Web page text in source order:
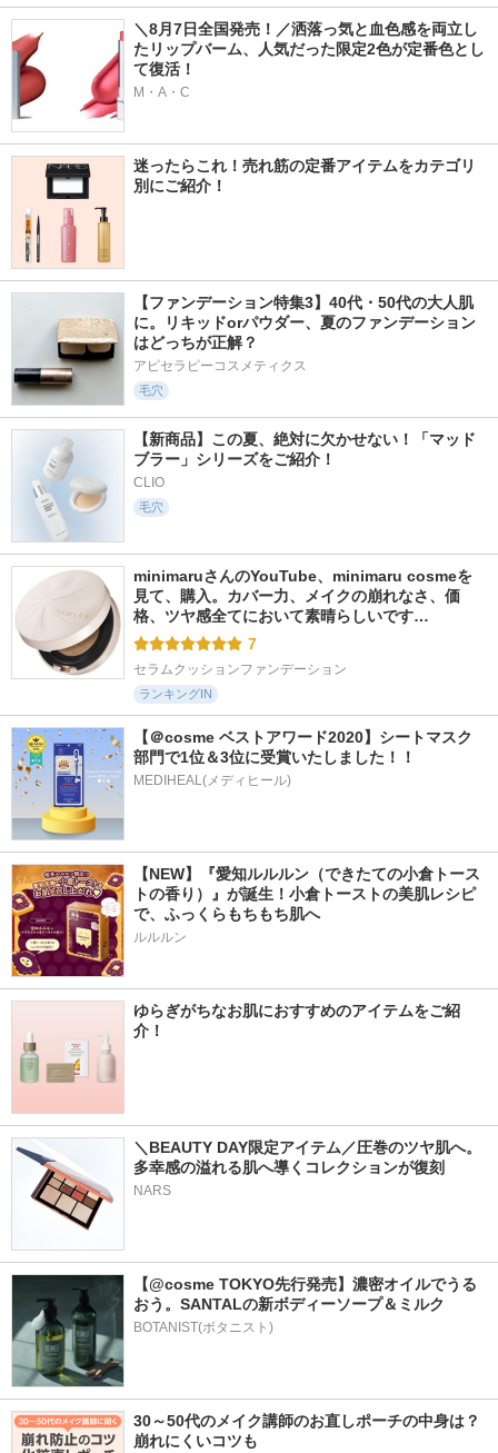
＼8月7日全国発売！／洒落っ気と血色感を両立し
たリップバーム、人気だった限定2色が定番色とし
て復活！
M・A・C
迷ったらこれ！売れ筋の定番アイテムをカテゴリ
別にご紹介！
【ファンデーション特集3】40代・50代の大人肌
に。リキッドorパウダー、夏のファンデーション
はどっちが正解？
アピセラピーコスメティクス
毛穴
【新商品】この夏、絶対に欠かせない！「マッド
ブラー」シリーズをご紹介！
CLIO
毛穴
minimaruさんのYouTube、minimaru cosmeを
見て、購入。カバー力、メイクの崩れなさ、価
格、ツヤ感全てにおいて素晴らしいです…
7
セラムクッションファンデーション
ランキングIN
【＠cosme ベストアワード2020】シートマスク
部門で1位＆3位に受賞いたしました！！
MEDIHEAL(メディヒール)
【NEW】『愛知ルルルン（できたての小倉トース
トの香り）』が誕生！小倉トーストの美肌レシピ
で、ふっくらもちもち肌へ
ルルルン
ゆらぎがちなお肌におすすめのアイテムをご紹
介！
＼BEAUTY DAY限定アイテム／圧巻のツヤ肌へ。
多幸感の溢れる肌へ導くコレクションが復刻
NARS
【@cosme TOKYO先行発売】濃密オイルでうる
おう。SANTALの新ボディーソープ＆ミルク
BOTANIST(ボタニスト)
30～50代のメイク講師のお直しポーチの中身は？
崩れにくいコツも